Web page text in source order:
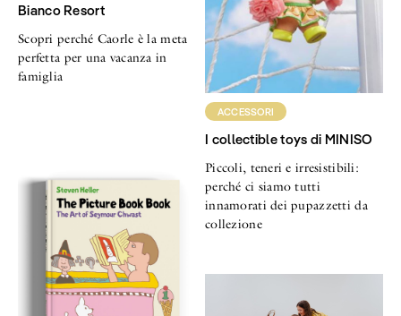
Bianco Resort
Scopri perché Caorle è la meta
perfetta per una vacanza in
famiglia
ACCESSORI
I collectible toys di MINISO
Piccoli, teneri e irresistibili:
perché ci siamo tutti
innamorati dei pupazzetti da
collezione